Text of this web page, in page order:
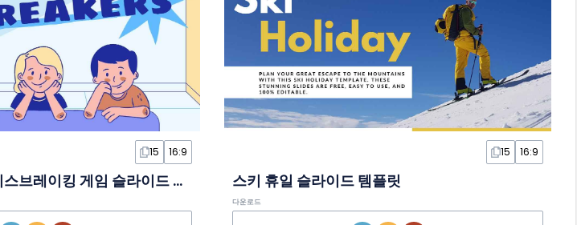
15 16:9
일러스트 학교 아이스브레이킹 게임 슬라이드 템플릿
15 16:9
스키 휴일 슬라이드 템플릿
다운로드